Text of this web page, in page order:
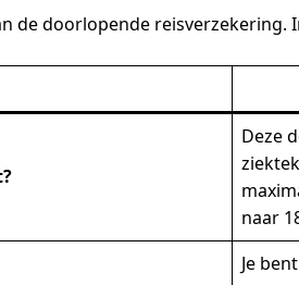
de doorlopende
Deze
naar
Je